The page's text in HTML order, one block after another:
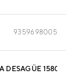
9359698005
DESAGÜE 1580X335